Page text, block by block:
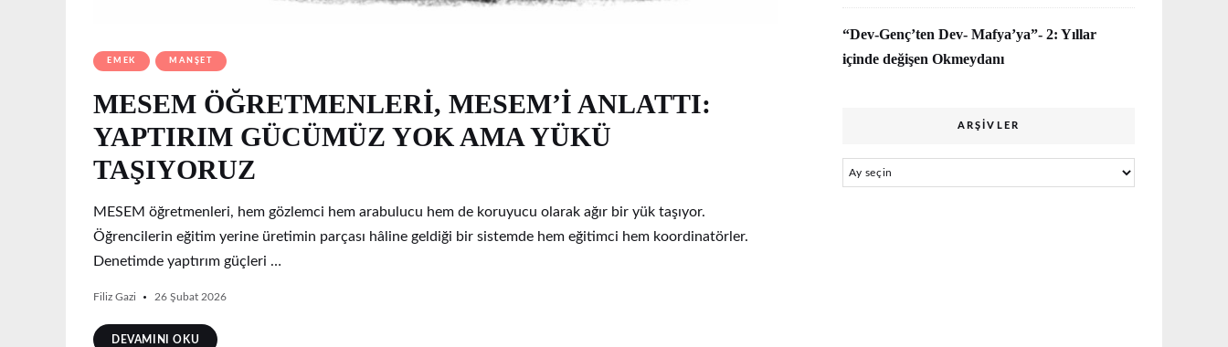
EMEK MANŞET
MESEM ÖĞRETMENLERİ, MESEM’İ ANLATTI:
YAPTIRIM GÜCÜMÜZ YOK AMA YÜKÜ
TAŞIYORUZ
MESEM öğretmenleri, hem gözlemci hem arabulucu hem de koruyucu olarak ağır bir yük taşıyor.
Öğrencilerin eğitim yerine üretimin parçası hâline geldiği bir sistemde hem eğitimci hem koordinatörler.
Denetimde yaptırım güçleri …
Filiz Gazi 26 Şubat 2026
DEVAMINI OKU
“Dev-Genç’ten Dev- Mafya’ya”- 2: Yıllar
içinde değişen Okmeydanı
ARŞIVLER
Arşivler